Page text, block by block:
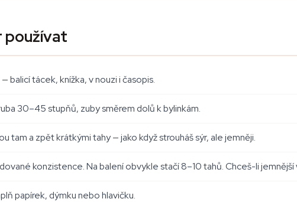
používat
balicí tácek, knížka, v nouzi i časopis.
30–45 stupňů, zuby směrem dolů k bylinkám.
tam a zpět krátkými tahy — jako když strouháš sýr, ale jemněji.
konzistence. Na balení obvykle stačí 8–10 tahů. Chceš-li
papírek, dýmku nebo hlavičku.